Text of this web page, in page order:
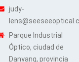
judy-
Parque Industrial
Óptico, ciudad de
Danyang, provincia